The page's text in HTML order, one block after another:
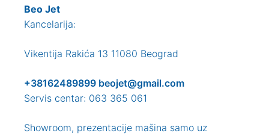
Beo Jet
Kancelarija:
Vikentija Rakića 13 11080 Beograd
+38162489899 beojet@gmail.com
Servis centar: 063 365 061
Showroom, prezentacije mašina samo uz